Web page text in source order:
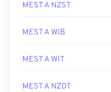
MEST A NZST
MEST A WIB
MEST A WIT
MEST A NZDT